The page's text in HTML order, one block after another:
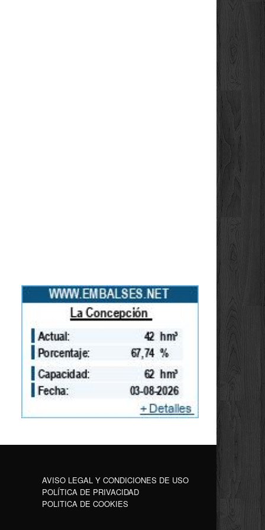
AVISO LEGAL Y CONDICIONES DE USO
POLÍTICA DE PRIVACIDAD
POLITICA DE COOKIES